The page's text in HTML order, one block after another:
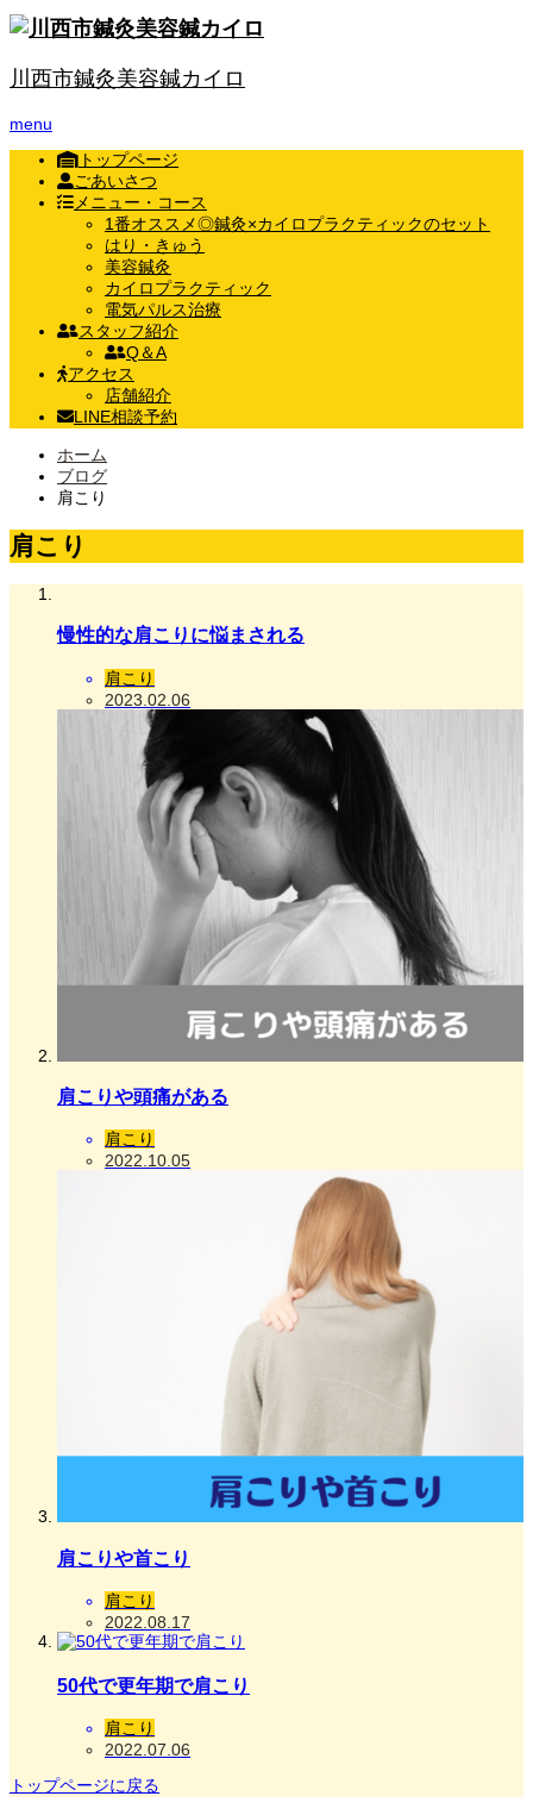
川西市鍼灸美容鍼カイロ
menu
トップページ
ごあいさつ
メニュー・コース
1番オススメ◎鍼灸×カイロプラクティックのセット
はり・きゅう
美容鍼灸
カイロプラクティック
電気パルス治療
スタッフ紹介
Q＆A
アクセス
店舗紹介
LINE相談予約
ホーム
ブログ
肩こり
肩こり
慢性的な肩こりに悩まされる
肩こり
2023.02.06
肩こりや頭痛がある
肩こり
2022.10.05
肩こりや首こり
肩こり
2022.08.17
50代で更年期で肩こり
肩こり
2022.07.06
トップページに戻る